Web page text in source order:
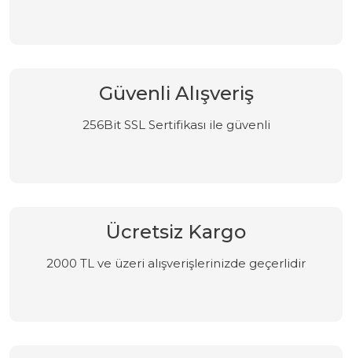
Güvenli Alışveriş
256Bit SSL Sertifikası ile güvenli
Ücretsiz Kargo
2000 TL ve üzeri alışverişlerinizde geçerlidir